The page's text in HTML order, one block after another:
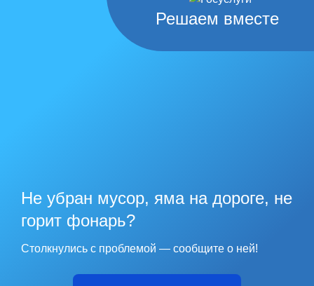
Решаем вместе
Не убран мусор, яма на дороге, не
горит фонарь?
Столкнулись с проблемой — сообщите о ней!